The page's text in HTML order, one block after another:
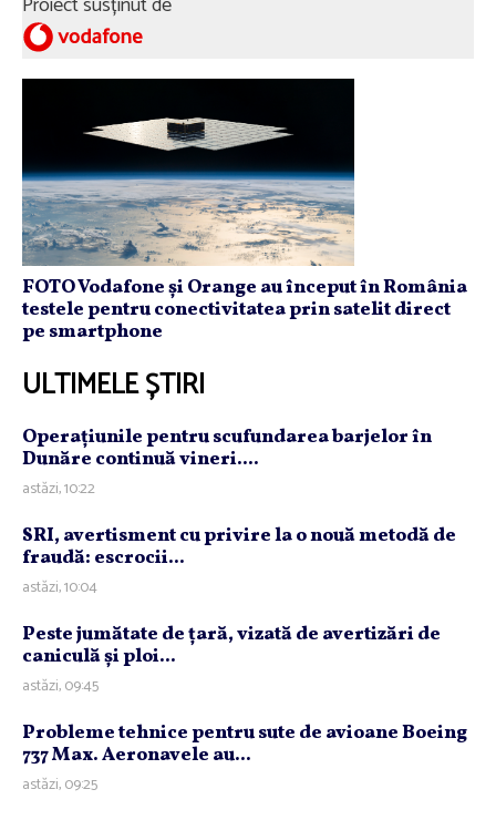
FOTO Vodafone și Orange au început în România
testele pentru conectivitatea prin satelit direct
pe smartphone
ULTIMELE ȘTIRI
Operaţiunile pentru scufundarea barjelor în
Dunăre continuă vineri....
astăzi, 10:22
SRI, avertisment cu privire la o nouă metodă de
fraudă: escrocii...
astăzi, 10:04
Peste jumătate de ţară, vizată de avertizări de
caniculă şi ploi...
astăzi, 09:45
Probleme tehnice pentru sute de avioane Boeing
737 Max. Aeronavele au...
astăzi, 09:25